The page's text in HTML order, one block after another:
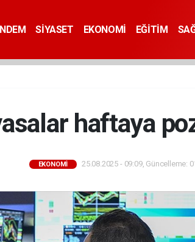
SİYASET EKONOMİ EĞİTİM
haftaya
EKONOMİ 25.08.2025 - 09:09, Güncelleme: